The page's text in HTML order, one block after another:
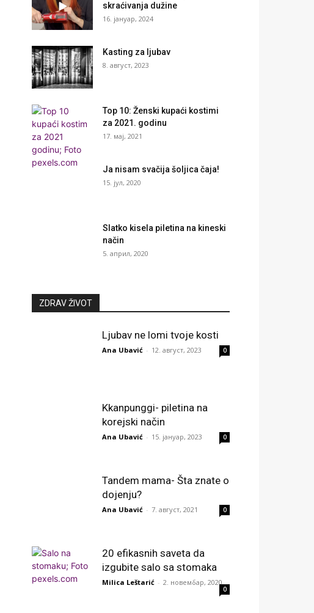
skraćivanja dužine
16. јануар, 2024
Kasting za ljubav
8. август, 2023
Top 10: Ženski kupaći kostimi
za 2021. godinu
17. мај, 2021
Ja nisam svačija šoljica čaja!
15. јул, 2020
Slatko kisela piletina na kineski
način
5. април, 2020
ZDRAV ŽIVOT
Ljubav ne lomi tvoje kosti
Ana Ubavić - 12. август, 2023 0
Kkanpunggi- piletina na
korejski način
Ana Ubavić - 15. јануар, 2023 0
Tandem mama- Šta znate o
dojenju?
Ana Ubavić - 7. август, 2021 0
20 efikasnih saveta da
izgubite salo sa stomaka
Milica Leštarić - 2. новембар, 2020
0